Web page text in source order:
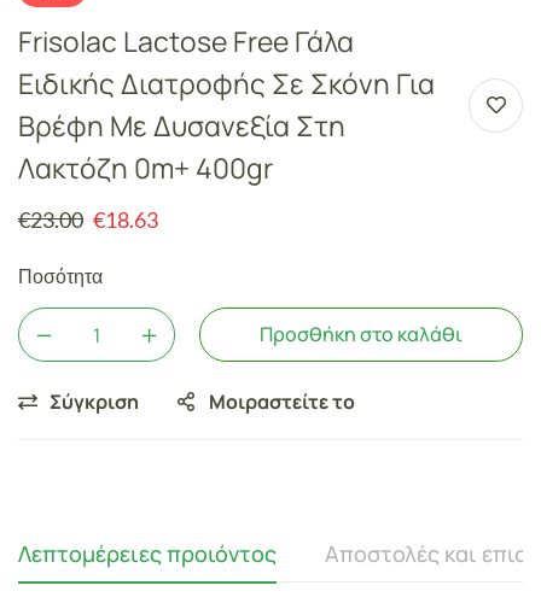
Frisolac Lactose Free Γάλα
Ειδικής Διατροφής Σε Σκόνη Για
Βρέφη Με Δυσανεξία Στη
Λακτόζη 0m+ 400gr
€23.00 €18.63
Ποσότητα
Προσθήκη στο καλάθι
Σύγκριση Μοιραστείτε το
Λεπτομέρειες προιόντος Αποστολές και